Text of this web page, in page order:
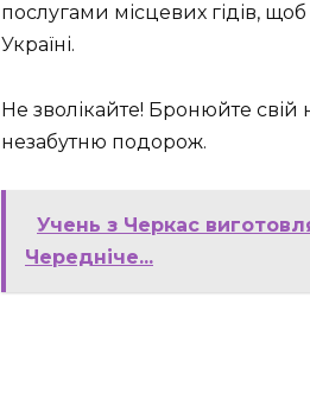
послугами місцевих гідів,
Україні.
Не зволікайте! Бронюйте свій
незабутню подорож.
Учень з Черкас
Чередніче...